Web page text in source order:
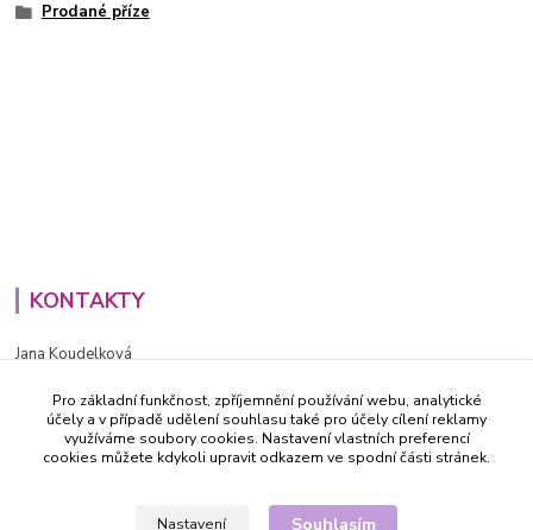
Prodané příze
KONTAKTY
Jana Koudelková
PO - PÁ (8-16h)
info@decida.cz
Pro základní funkčnost, zpříjemnění používání webu, analytické
účely a v případě udělení souhlasu také pro účely cílení reklamy
využíváme soubory cookies. Nastavení vlastních preferencí
cookies můžete kdykoli upravit odkazem ve spodní části stránek.
Nastavení Souhlasím